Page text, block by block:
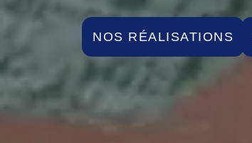
NOS RÉALISATIONS